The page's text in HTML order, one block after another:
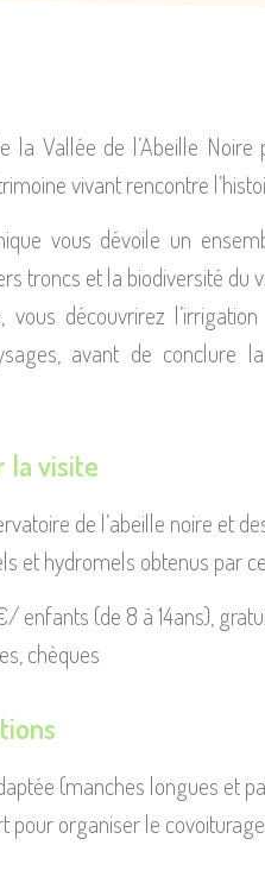
Vallée de l’Abeille Noire
vivant rencontre
vous dévoile un
troncs et la biodiversité du
découvrirez
avant de
la visite
de l’abeille noire et
et hydromels obtenus par
enfants (de 8 à 14ans),
chèques
(manches longues et
pour organiser le